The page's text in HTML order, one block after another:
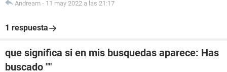
Andream - 11 may 2022 a las 21:17
1 respuesta
que significa si en mis busquedas aparece: Has
buscado ""